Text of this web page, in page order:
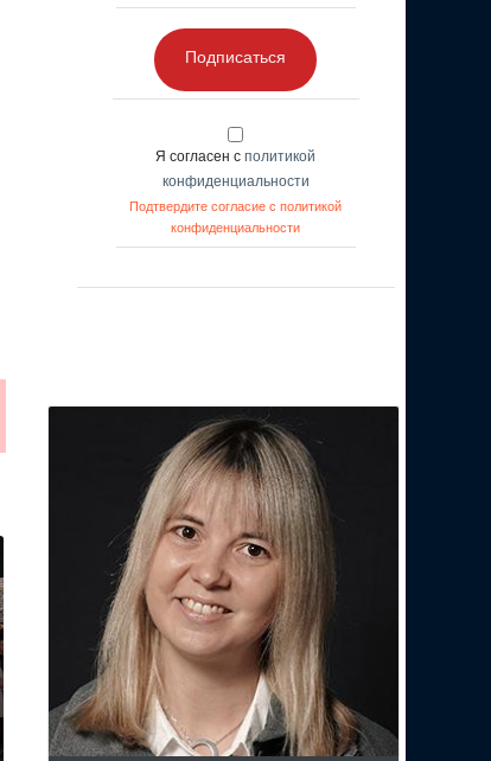
Подписаться
Я согласен с политикой
конфиденциальности
Подтвердите согласие с политикой
конфиденциальности